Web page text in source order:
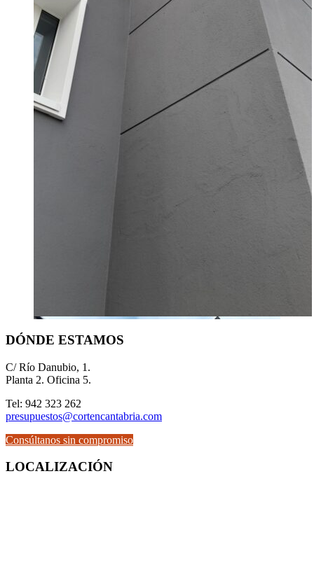
DÓNDE ESTAMOS
C/ Río Danubio, 1.
Planta 2. Oficina 5.
Tel: 942 323 262
presupuestos@cortencantabria.com
Consúltanos sin compromiso
LOCALIZACIÓN